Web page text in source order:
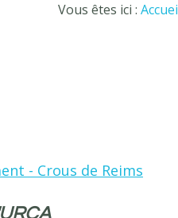
Vous êtes ici :
- Crous de Reims